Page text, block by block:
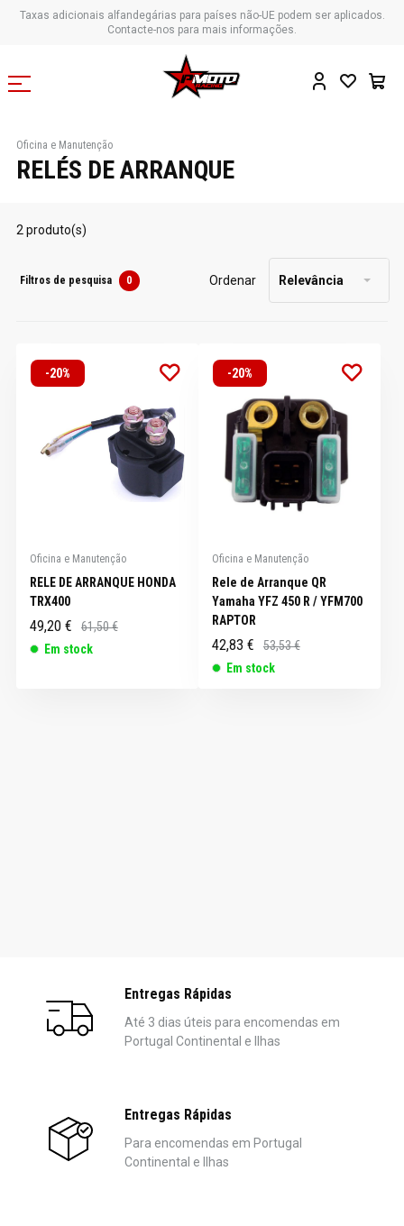
Taxas adicionais alfandegárias para países não-UE podem ser aplicados.
Contacte-nos para mais informações.
Oficina e Manutenção
RELÉS DE ARRANQUE
2 produto(s)
Filtros de pesquisa 0 Ordenar Relevância
-20%
Oficina e Manutenção
RELE DE ARRANQUE HONDA
TRX400
49,20 €
61,50 €
Em stock
-20%
Oficina e Manutenção
Rele de Arranque QR
Yamaha YFZ 450 R / YFM700
RAPTOR
42,83 €
53,53 €
Em stock
Entregas Rápidas
Até 3 dias úteis para encomendas em
Portugal Continental e Ilhas
Entregas Rápidas
Para encomendas em Portugal
Continental e Ilhas